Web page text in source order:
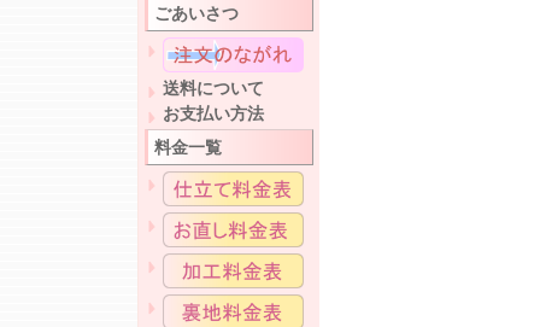
ごあいさつ
送料について
お支払い方法
料金一覧